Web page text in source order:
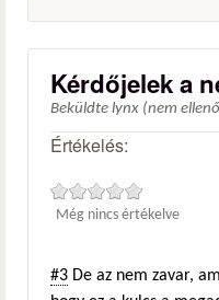
Kérdőjelek a
Beküldte lynx (nem
Értékelés:
Még nincs értékelve
#3 De az nem zavar,